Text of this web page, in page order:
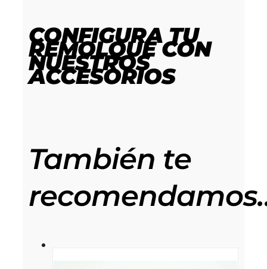
CONFIGURA TU
REMOLQUECON
NUESTROS
ACCESORIOS
También te